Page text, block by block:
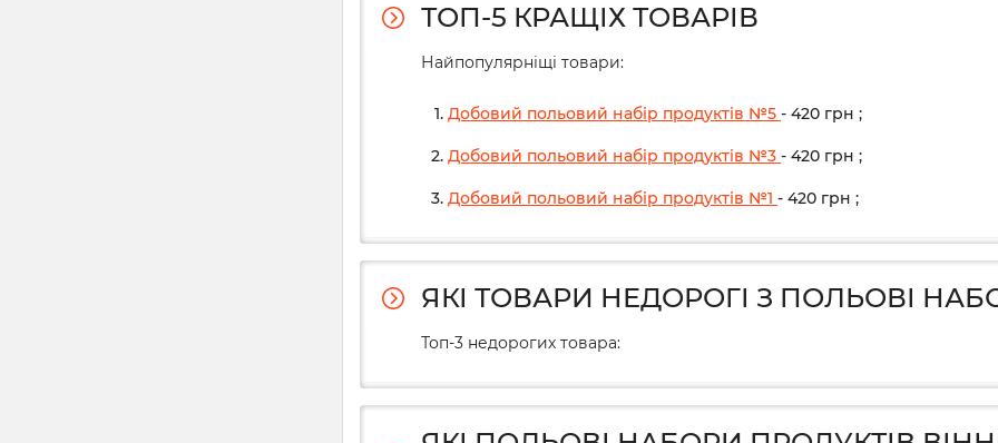
ТОП-5 КРАЩІХ ТОВАРІВ
Найпопулярніщі товари:
Добовий польовий набір продуктів №5 - 420 грн ;
Добовий польовий набір продуктів №3 - 420 грн ;
Добовий польовий набір продуктів №1 - 420 грн ;
ЯКІ ТОВАРИ НЕДОРОГІ З ПОЛЬОВІ
Топ-3 недорогих товара: